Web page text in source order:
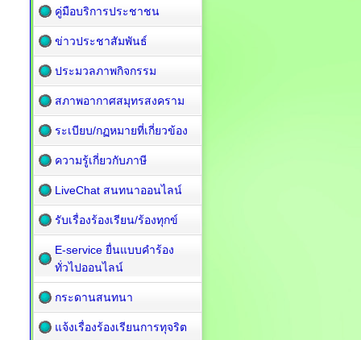
คู่มือบริการประชาชน
ข่าวประชาสัมพันธ์
ประมวลภาพกิจกรรม
สภาพอากาศสมุทรสงคราม
ระเบียบ/กฏหมายที่เกี่ยวข้อง
ความรู้เกี่ยวกับภาษี
LiveChat สนทนาออนไลน์
รับเรื่องร้องเรียน/ร้องทุกข์
E-service ยื่นแบบคำร้อง
ทั่วไปออนไลน์
กระดานสนทนา
แจ้งเรื่องร้องเรียนการทุจริต